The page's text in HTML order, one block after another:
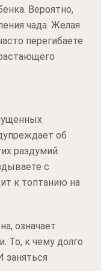
Вероятно,
чада. Желая
перегибаете
об
раздумий.
с
к топтанию на
означает
То, к чему долго
заняться